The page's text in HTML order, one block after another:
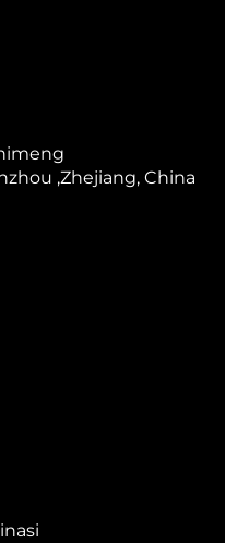
,Zhejiang, China